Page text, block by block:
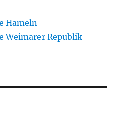
Hameln
Weimarer Republik